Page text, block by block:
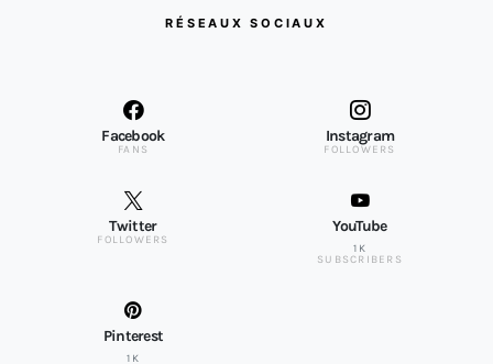
RÉSEAUX SOCIAUX
Facebook
FANS
Instagram
FOLLOWERS
Twitter
FOLLOWERS
YouTube
1K
SUBSCRIBERS
Pinterest
1K